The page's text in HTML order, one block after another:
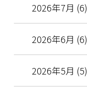
2026年7月 (6)
2026年6月 (6)
2026年5月 (5)